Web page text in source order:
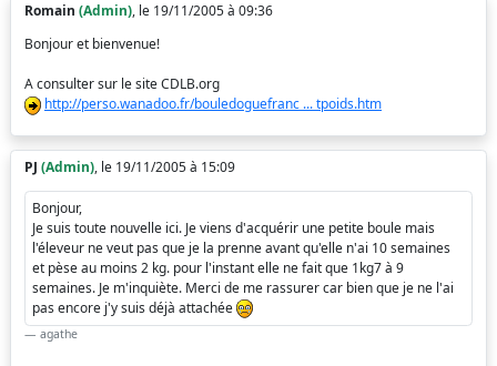
Romain (Admin), le 19/11/2005 à 09:36
Bonjour et bienvenue!
A consulter sur le site CDLB.org
http://perso.wanadoo.fr/bouledoguefranc ... tpoids.htm
PJ (Admin), le 19/11/2005 à 15:09
Bonjour,
Je suis toute nouvelle ici. Je viens d'acquérir une petite boule mais
l'éleveur ne veut pas que je la prenne avant qu'elle n'ai 10 semaines
et pèse au moins 2 kg. pour l'instant elle ne fait que 1kg7 à 9
semaines. Je m'inquiète. Merci de me rassurer car bien que je ne l'ai
pas encore j'y suis déjà attachée
agathe